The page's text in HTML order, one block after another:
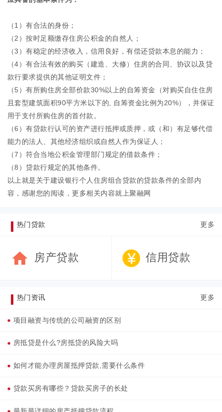
（1）有合法的身份；
（2）按时足额缴存住房公积金的自然人；
（3）有稳定的经济收入，信用良好，有偿还贷款本息的能力；
（4）有合法有效的购买（建造、大修）住房的合同、协议以及贷
款行要求提供的其他证明文件；
（5）有所购住房全部价款30%以上的自筹资金（对购买自住住房
且套型建筑面积90平方米以下的, 自筹资金比例为20%），并保证
用于支付所购住房的首付款。
（6）有贷款行认可的资产进行抵押或质押，或（和）有足够代偿
能力的法人、其他经济组织或自然人作为保证人；
（7）符合当地公积金管理部门规定的借款条件；
（8）贷款行规定的其他条件。
以上就是关于建设银行个人住房组合贷款的贷款条件的全部内
容，感谢您的阅读，更多相关内容就上聚融网
热门贷款 更多
房产贷款 信用贷款
热门资讯 更多
项目融资与传统的公司融资的区别
房抵贷是什么?房抵贷的风险大吗
如何才能办理房屋抵押贷款,需要什么条件
贷款买房有哪些？贷款买房子的长处